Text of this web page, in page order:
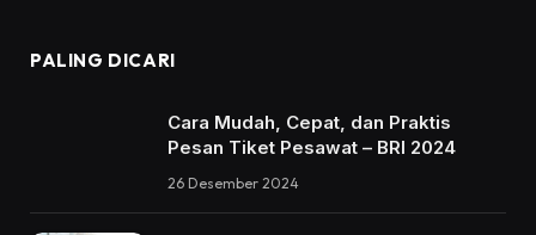
PALING DICARI
Cara Mudah, Cepat, dan Praktis
Pesan Tiket Pesawat – BRI 2024
26 Desember 2024